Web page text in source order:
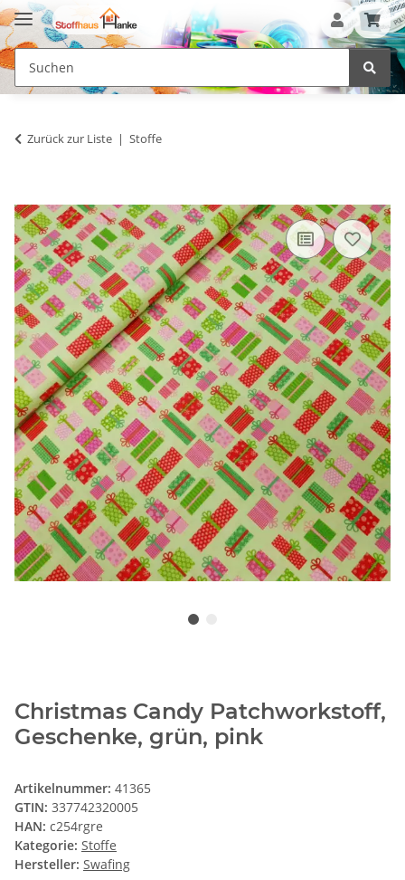
Zurück zur Liste Stoffe
Christmas Candy Patchworkstoff,
Geschenke, grün, pink
Artikelnummer: 41365
GTIN: 337742320005
HAN: c254rgre
Kategorie: Stoffe
Hersteller: Swafing